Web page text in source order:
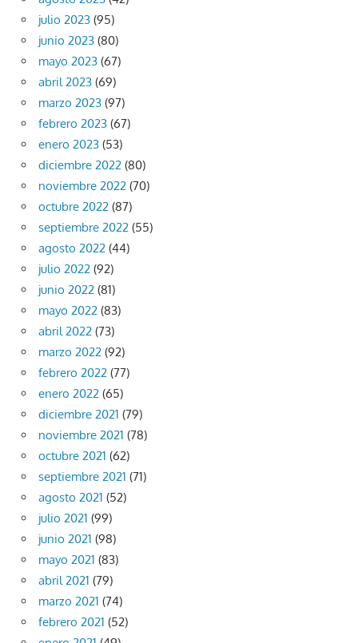
julio 2023 (95)
junio 2023 (80)
mayo 2023 (67)
abril 2023 (69)
marzo 2023 (97)
febrero 2023 (67)
enero 2023 (53)
diciembre 2022 (80)
noviembre 2022 (70)
octubre 2022 (87)
septiembre 2022 (55)
agosto 2022 (44)
julio 2022 (92)
junio 2022 (81)
mayo 2022 (83)
abril 2022 (73)
marzo 2022 (92)
febrero 2022 (77)
enero 2022 (65)
diciembre 2021 (79)
noviembre 2021 (78)
octubre 2021 (62)
septiembre 2021 (71)
agosto 2021 (52)
julio 2021 (99)
junio 2021 (98)
mayo 2021 (83)
abril 2021 (79)
marzo 2021 (74)
febrero 2021 (52)